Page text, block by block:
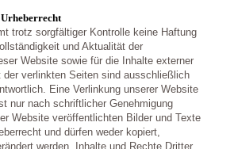
Urheberrecht
trotz sorgfältiger Kontrolle keine Haftung
und Aktualität der
Website sowie für die Inhalte externer
der verlinkten Seiten sind ausschließlich
Eine Verlinkung unserer Website
nur nach schriftlicher Genehmigung
Website veröffentlichten Bilder und Texte
und dürfen weder kopiert,
werden. Inhalte und Rechte Dritter